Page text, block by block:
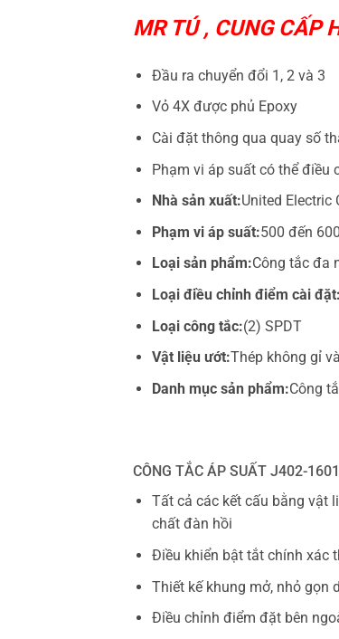
MR TÚ , CUNG CẤP
Đầu ra chuyển đổi 1, 2 và 3
Vỏ 4X được phủ Epoxy
Cài đặt thông qua quay số
Phạm vi áp suất có thể điều
Nhà sản xuất:United Electric
Phạm vi áp suất:500 đến
Loại sản phẩm:Công tắc đa
Loại điều chỉnh điểm cài đặt:
Loại công tắc:(2) SPDT
Vật liệu ướt:Thép không gỉ
Danh mục sản phẩm:Công
CÔNG TẮC ÁP SUẤT J402-
Tất cả các kết cấu bằng vật
chất đàn hồi
Điều khiển bật tắt chính xác
Thiết kế khung mở, nhỏ gọn
Điều chỉnh điểm đặt bên